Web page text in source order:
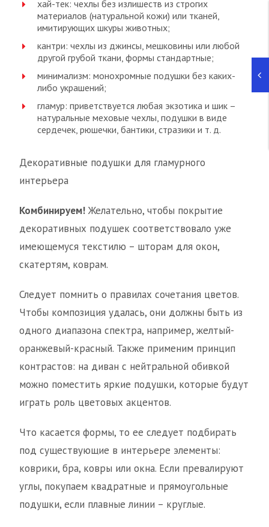
хай-тек: чехлы без излишеств из строгих
материалов (натуральной кожи) или тканей,
имитирующих шкуры животных;
кантри: чехлы из джинсы, мешковины или любой
другой грубой ткани, формы стандартные;
минимализм: монохромные подушки без каких-
либо украшений;
гламур: приветствуется любая экзотика и шик –
натуральные меховые чехлы, подушки в виде
сердечек, рюшечки, бантики, стразики и т. д.
Декоративные подушки для гламурного
интерьера
Комбинируем! Желательно, чтобы покрытие
декоративных подушек соответствовало уже
имеющемуся текстилю – шторам для окон,
скатертям, коврам.
Следует помнить о правилах сочетания цветов.
Чтобы композиция удалась, они должны быть из
одного диапазона спектра, например, желтый-
оранжевый-красный. Также применим принцип
контрастов: на диван с нейтральной обивкой
можно поместить яркие подушки, которые будут
играть роль цветовых акцентов.
Что касается формы, то ее следует подбирать
под существующие в интерьере элементы:
коврики, бра, ковры или окна. Если превалируют
углы, покупаем квадратные и прямоугольные
подушки, если плавные линии – круглые.